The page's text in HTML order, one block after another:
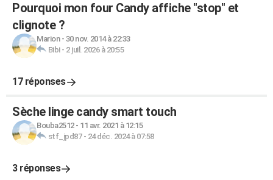
Pourquoi mon four Candy affiche "stop" et
clignote ?
Marion- 30 nov. 2014 à 22:33
Bibi- 2 juil. 2026 à 20:55
17 réponses
Sèche linge candy smart touch
Bouba2512- 11 avr. 2021 à 12:15
stf_jpd87- 24 déc. 2024 à 07:58
3 réponses